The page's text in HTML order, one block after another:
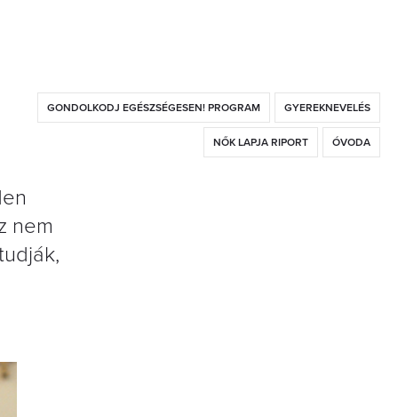
GONDOLKODJ EGÉSZSÉGESEN! PROGRAM GYEREKNEVELÉS
NŐK LAPJA RIPORT ÓVODA
nem